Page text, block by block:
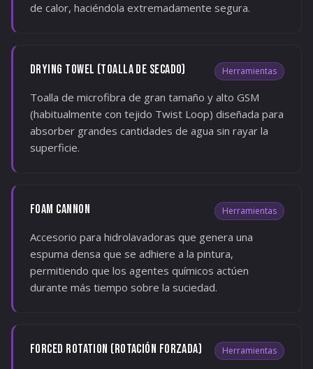
de calor, haciéndola extremadamente segura.
DRYING TOWEL (TOALLA DE SECADO) Herramientas
Toalla de microfibra de gran tamaño y alto GSM
(habitualmente con tejido Twist Loop) diseñada para
absorber grandes cantidades de agua sin rayar la
superficie.
FOAM CANNON Herramientas
Accesorio para hidrolavadoras que genera una
espuma densa que se adhiere a la pintura,
permitiendo que los agentes químicos actúen
durante más tiempo sobre la suciedad.
FORCED ROTATION (ROTACIÓN FORZADA) Herramientas